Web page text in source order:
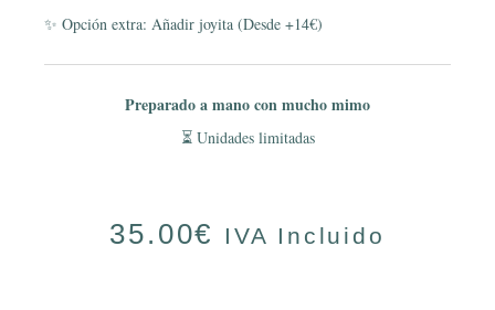
✨ Opción extra: Añadir joyita (Desde +14€)
Preparado a mano con mucho mimo
⏳ Unidades limitadas
35.00€ IVA Incluido